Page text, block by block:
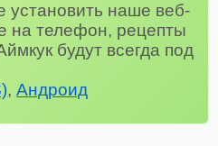
установить наше веб-
на телефон, рецепты
будут всегда под
,Андроид